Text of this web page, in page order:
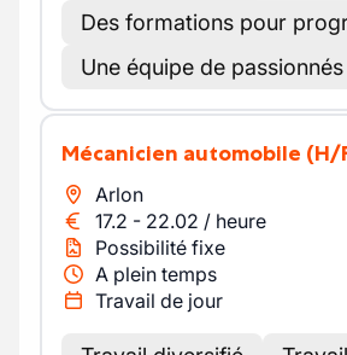
Des formations pour
Une équipe de passionnés
Mécanicien automobile (H/
Arlon
17.2 - 22.02 / heure
Possibilité fixe
A plein temps
Travail de jour